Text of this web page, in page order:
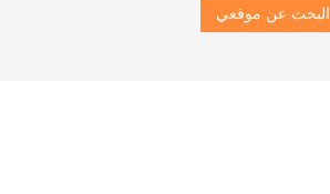
البحث عن موقعي